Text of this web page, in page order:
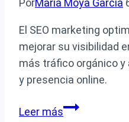
es
PorMaría Moya García
El SEO marketing
mejorar su visibilidad
más tráfico orgánico
y presencia online.
Leer másQué